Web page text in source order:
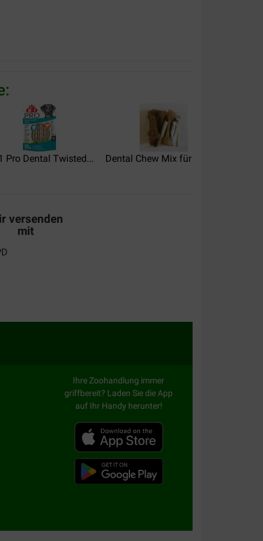
Leistungsverhältnis:
Pro Dental Twisted... Dental Chew Mix für Hunde
versenden
mit
Ihre Zoohandlung immer
griffbereit? Laden Sie die App
auf Ihr Handy herunter!